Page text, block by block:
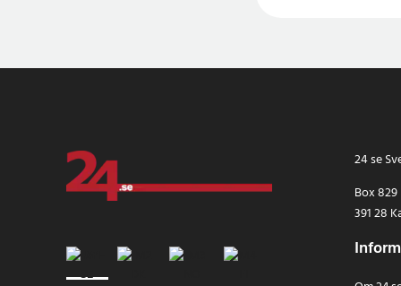
24 se
Box 829
391 28